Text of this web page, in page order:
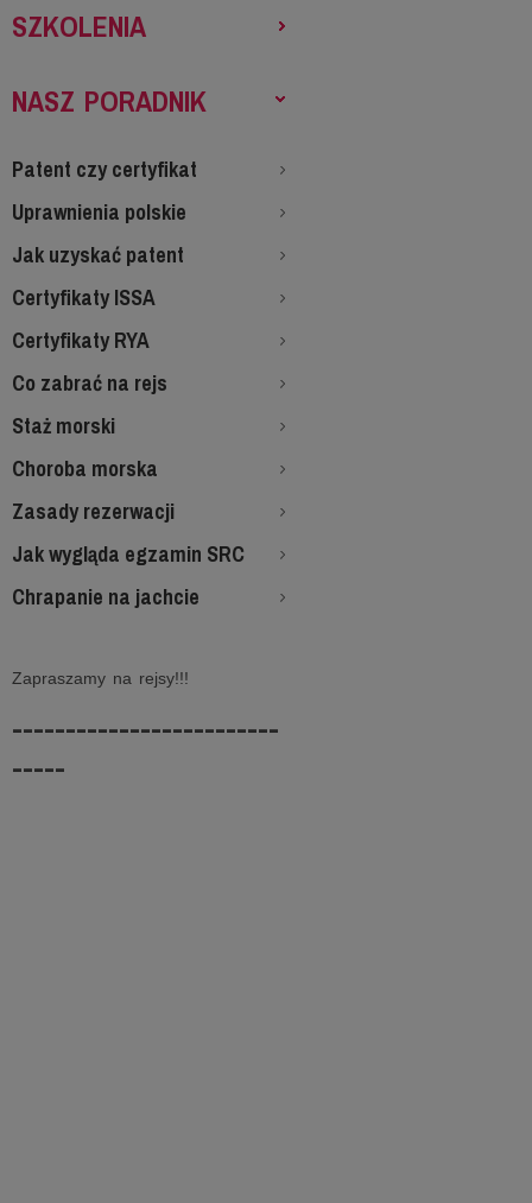
SZKOLENIA
NASZ PORADNIK
Patent czy certyfikat
Uprawnienia polskie
Jak uzyskać patent
Certyfikaty ISSA
Certyfikaty RYA
Co zabrać na rejs
Staż morski
Choroba morska
Zasady rezerwacji
Jak wygląda egzamin SRC
Chrapanie na jachcie
Zapraszamy na rejsy!!!
-------------------------
-----